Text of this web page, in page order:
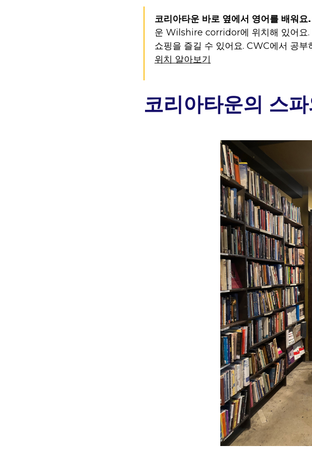
코리아타운 바로 옆에서 영어를 배워요.
운 Wilshire corridor에 위치해 있어요.
쇼핑을 즐길 수 있어요. CWC에서 공
위치 알아보기
코리아타운의 스